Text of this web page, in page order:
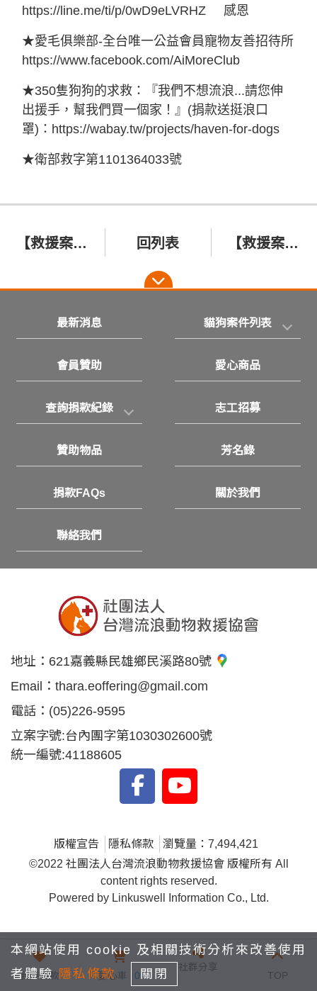
https://line.me/ti/p/0wD9eLVRHZ
感恩
★愛毛俱樂部-全台唯一公益會員寵物友善招待所
https://www.facebook.com/AiMoreClub
★350隻狗狗的求救：『我們不想流浪...請您伸
出援手，幫我們買一個家！』 (捐款送挺浪口
罩) ： https://wabay.tw/projects/haven-for-dogs
★衛部救字第1101364033號
【救援案件】感動！重傷倒地、全身驅蟲的瀕死幼犬，奇蹟救活！ 2022/7/17彰化田中瀕死幼犬 庫柏 回列表 【救援案件】救援前後大轉變！嚴重皮膚病只花一個月就康復，歡迎認養！ 2022/7/1高雄大寮皮膚病幼犬 白牛奶
最新消息 貓狗案件列表
會員贊助 愛心商品
查詢捐款紀錄 志工招募
贊助物品 芳名錄
捐款FAQs 關於我們
聯絡我們
地址： 621嘉義縣民雄鄉民溪路80號
Email： thara.eoffering@gmail.com
電話： (05)226-9595
立案字號:台內團字第1030302600號
統一編號:41188605
版權宣告 隱私條款
瀏覽量：7,494,421
©2022 社團法人台灣流浪動物救援協會 版權所有 All
content rights reserved.
Powered by Linkuswell Information Co., Ltd.
我要捐款 愛心車 0
社群分享
TOP
本網站使用 cookie 及相關技術分析來改善使用
者體驗 隱私條款 關閉